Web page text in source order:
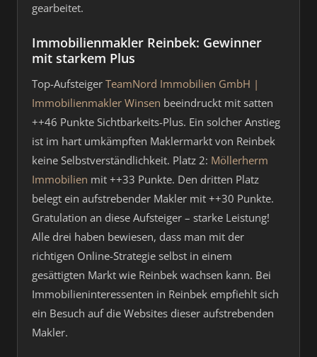
gearbeitet.
Immobilienmakler Reinbek: Gewinner
mit starkem Plus
Top-Aufsteiger TeamNord Immobilien GmbH |
Immobilienmakler Winsen beeindruckt mit satten
++46 Punkte Sichtbarkeits-Plus. Ein solcher Anstieg
ist im hart umkämpften Maklermarkt von Reinbek
keine Selbstverständlichkeit. Platz 2: Möllerherm
Immobilien mit ++33 Punkte. Den dritten Platz
belegt ein aufstrebender Makler mit ++30 Punkte.
Gratulation an diese Aufsteiger – starke Leistung!
Alle drei haben bewiesen, dass man mit der
richtigen Online-Strategie selbst in einem
gesättigten Markt wie Reinbek wachsen kann. Bei
Immobilieninteressenten in Reinbek empfiehlt sich
ein Besuch auf die Websites dieser aufstrebenden
Makler.